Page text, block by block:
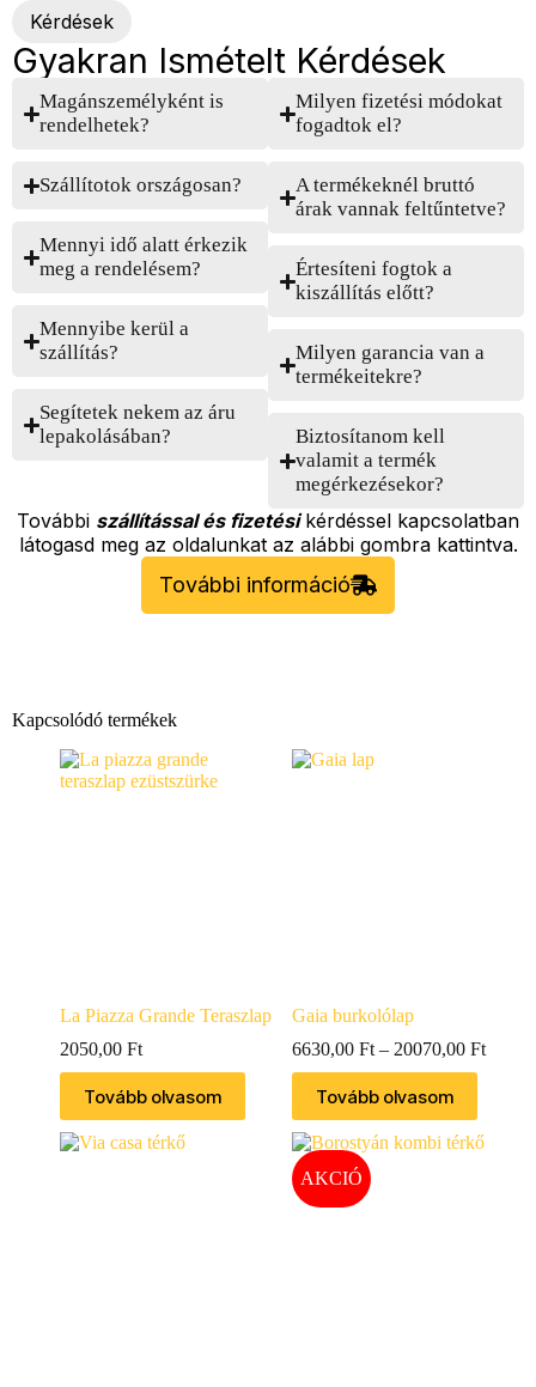
Kérdések
Gyakran Ismételt Kérdések
Magánszemélyként is
rendelhetek?
Szállítotok országosan?
Mennyi idő alatt érkezik
meg a rendelésem?
Mennyibe kerül a
szállítás?
Segítetek nekem az áru
lepakolásában?
Milyen fizetési módokat
fogadtok el?
A termékeknél bruttó
árak vannak feltűntetve?
Értesíteni fogtok a
kiszállítás előtt?
Milyen garancia van a
termékeitekre?
Biztosítanom kell
valamit a termék
megérkezésekor?
További szállítással és fizetésikérdéssel kapcsolatban
látogasd meg az oldalunkat az alábbi gombra kattintva.
További információ
Kapcsolódó termékek
La Piazza Grande Teraszlap
2050,00 Ft
Tovább olvasom
Gaia burkolólap
6630,00 Ft – 20070,00 Ft
Tovább olvasom
AKCIÓ